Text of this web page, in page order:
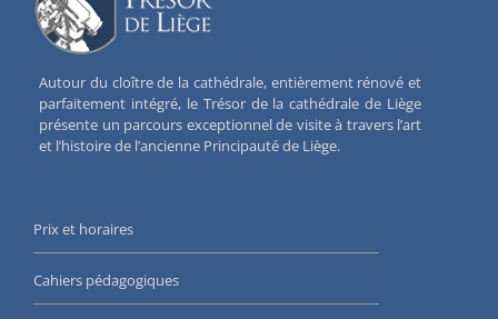
Autour du cloître de la cathédrale, entièrement rénové et
parfaitement intégré, le Trésor de la cathédrale de Liège
présente un parcours exceptionnel de visite à travers l’art
et l’histoire de l’ancienne Principauté de Liège.
Prix et horaires
Cahiers pédagogiques